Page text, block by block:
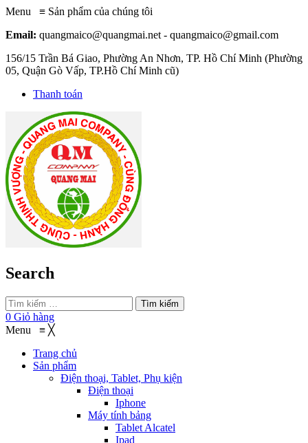
Menu ≡ Sản phẩm của chúng tôi
Email: quangmaico@quangmai.net - quangmaico@gmail.com
156/15 Trần Bá Giao, Phường An Nhơn, TP. Hồ Chí Minh (Phường
05, Quận Gò Vấp, TP.Hồ Chí Minh cũ)
Thanh toán
Search
Tìm kiếm
0 Giỏ hàng
Menu ≡ ╳
Trang chủ
Sản phẩm
Điện thoại, Tablet, Phụ kiện
Điện thoại
Iphone
Máy tính bảng
Tablet Alcatel
Ipad